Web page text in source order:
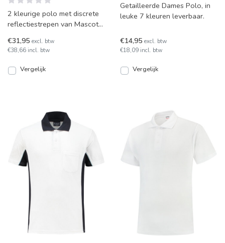
2 kleurige polo met discrete
reflectiestrepen van Mascot
kleuren leverbaar
€31,95 excl. btw
€38,66 incl. btw
Vergelijk
Getailleerde Dames Polo, in
leuke 7 kleuren leverbaar.
€14,95 excl. btw
€18,09 incl. btw
Vergelijk